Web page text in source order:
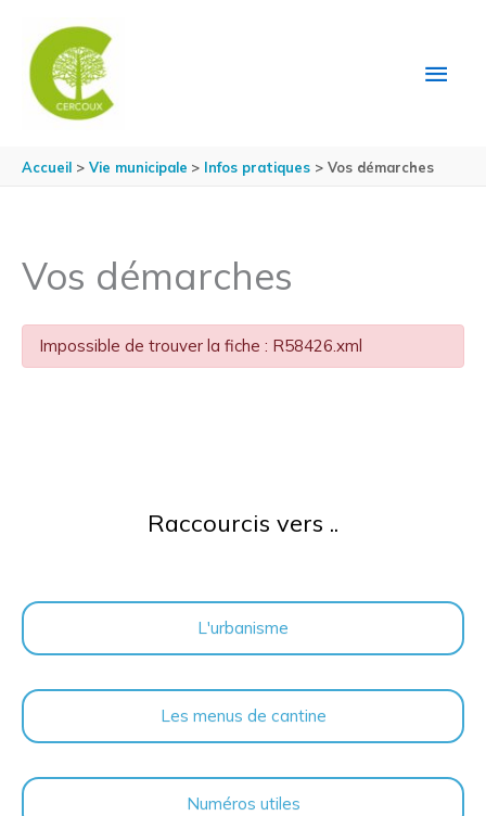
Accueil Vie municipale Infos pratiques Vos démarches
Vos démarches
Impossible de trouver la fiche : R58426.xml
Raccourcis vers ..
L'urbanisme
Les menus de cantine
Numéros utiles